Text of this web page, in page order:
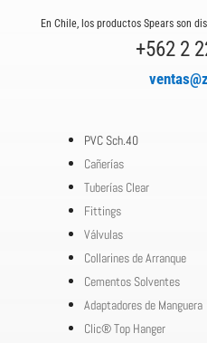
En Chile, los productos Spears son
+562 2
PVC Sch.40
Cañerías
Tuberías Clear
Fittings
Válvulas
Collarines de Arranque
Cementos Solventes
Adaptadores de Manguera
Clic® Top Hanger